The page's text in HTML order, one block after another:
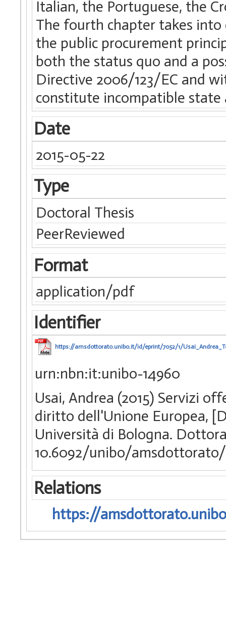
Italian, the Portuguese, the
The fourth chapter takes
the public procurement
both the status quo and a
Directive 2006/123/EC and
constitute incompatible state
Date
2015-05-22
Type
Doctoral Thesis
PeerReviewed
Format
application/pdf
Identifier
https://amsdottorato.unibo.it/id/eprint/7052/1/
urn:nbn:it:unibo-14960
Usai, Andrea (2015) Servizi
diritto dell'Unione Europea,
Università di Bologna.
10.6092/unibo/amsdottorato/
Relations
https://